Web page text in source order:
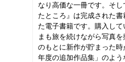
なり高価な一冊です。そ
たところ』は完成された
た電子書籍です。購入し
まも旅を続けながら写真
のもとに新作が貯まった
年度の追加作品集」のよ